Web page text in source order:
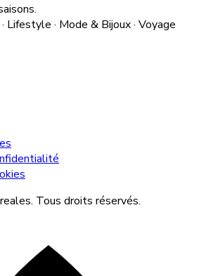
Lifestyle · Mode & Bijoux · Voyage
Tous droits réservés.